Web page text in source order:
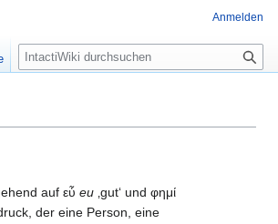
auf εὖ eu ‚gut‘ und φημί
der eine Person, eine
Anmelden
S
u
e